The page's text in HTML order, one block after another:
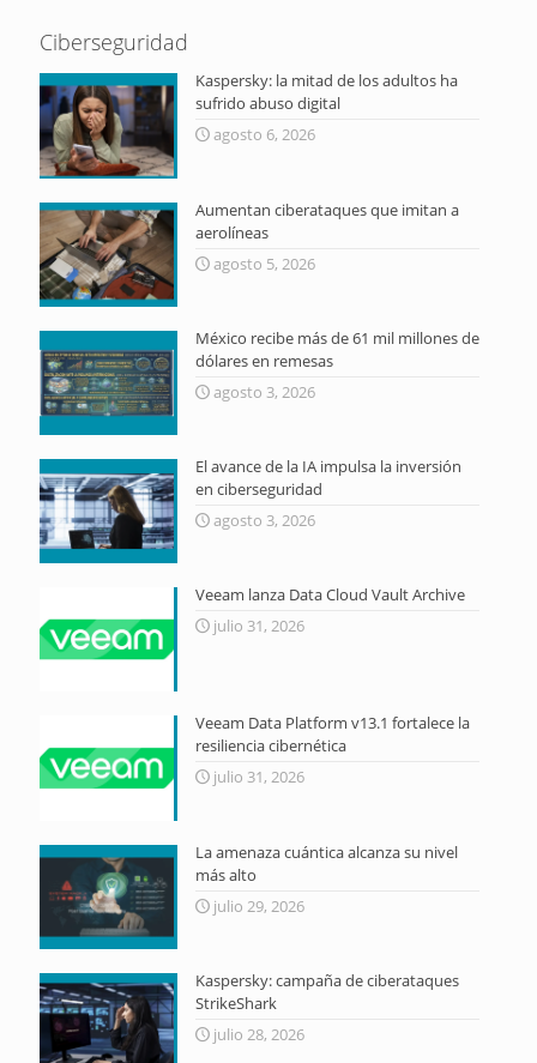
Ciberseguridad
Kaspersky: la mitad de los adultos ha
sufrido abuso digital
agosto 6, 2026
Aumentan ciberataques que imitan a
aerolíneas
agosto 5, 2026
México recibe más de 61 mil millones de
dólares en remesas
agosto 3, 2026
El avance de la IA impulsa la inversión
en ciberseguridad
agosto 3, 2026
Veeam lanza Data Cloud Vault Archive
julio 31, 2026
Veeam Data Platform v13.1 fortalece la
resiliencia cibernética
julio 31, 2026
La amenaza cuántica alcanza su nivel
más alto
julio 29, 2026
Kaspersky: campaña de ciberataques
StrikeShark
julio 28, 2026